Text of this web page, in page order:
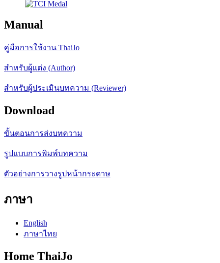
Manual
คู่มือการใช้งาน ThaiJo
สำหรับผู้แต่ง (Author)
สำหรับผู้ประเมินบทความ (Reviewer)
Download
ขั้นตอนการส่งบทความ
รูปแบบการพิมพ์บทความ
ตัวอย่างการวางรูปหน้ากระดาษ
ภาษา
English
ภาษาไทย
Home ThaiJo